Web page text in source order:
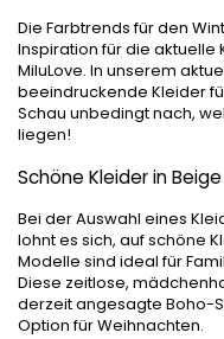
Die Farbtrends für den
Inspiration für die aktuelle
MiluLove. In unserem
beeindruckende Kleider
Schau unbedingt nach,
liegen!
Schöne Kleider in Beige
Bei der Auswahl eines
lohnt es sich, auf schöne
Modelle sind ideal für
Diese zeitlose,
derzeit angesagte Boho-
Option für Weihnachten.